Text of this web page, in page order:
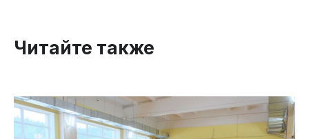
Читайте также